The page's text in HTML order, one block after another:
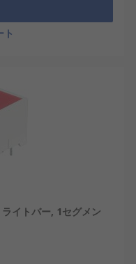
ト
イトバー, 1セグメン